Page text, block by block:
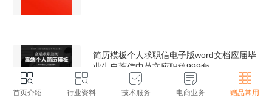
简历模板个人求职信电子版word文档应届毕
业生自荐信中英文应聘稿999套
首页介绍 行业资料 技术服务 电商业务 赠品常用